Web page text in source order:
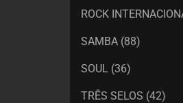
ROCK
SAMBA (88)
SOUL (36)
TRÊS SELOS (42)